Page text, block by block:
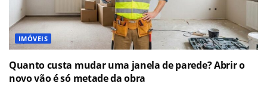
IMÓVEIS
Quanto custa mudar uma janela de parede? Abrir o
novo vão é só metade da obra